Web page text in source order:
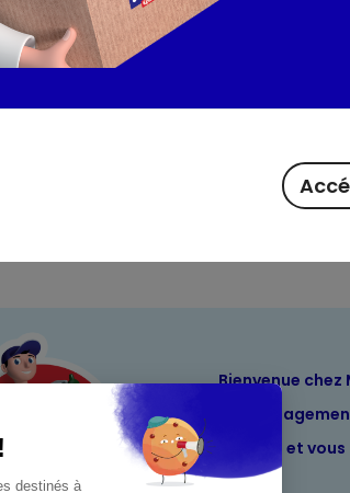
Bienvenue chez
Nos
Maximo et vous